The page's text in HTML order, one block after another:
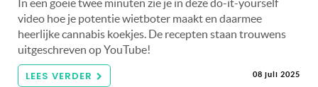
In een goeie twee minuten zie je in deze do-it-yourself
video hoe je potentie wietboter maakt en daarmee
heerlijke cannabis koekjes. De recepten staan trouwens
uitgeschreven op YouTube!
LEES VERDER 08 juli 2025